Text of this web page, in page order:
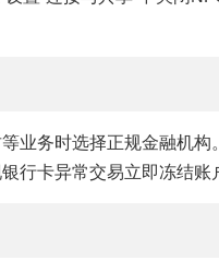
业务时选择正规金融机
行卡异常交易立即冻结账